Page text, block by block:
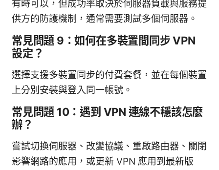
有時可以，但成功率取決於伺服器負載與服務提
供方的防護機制，通常需要測試多個伺服器。
常見問題 9：如何在多裝置間同步 VPN
設定？
選擇支援多裝置同步的付費套餐，並在每個裝置
上分別安裝與登入同一帳號。
常見問題 10：遇到 VPN 連線不穩該怎麼
辦？
嘗試切換伺服器、改變協議、重啟路由器、關閉
影響網路的應用，或更新 VPN 應用到最新版